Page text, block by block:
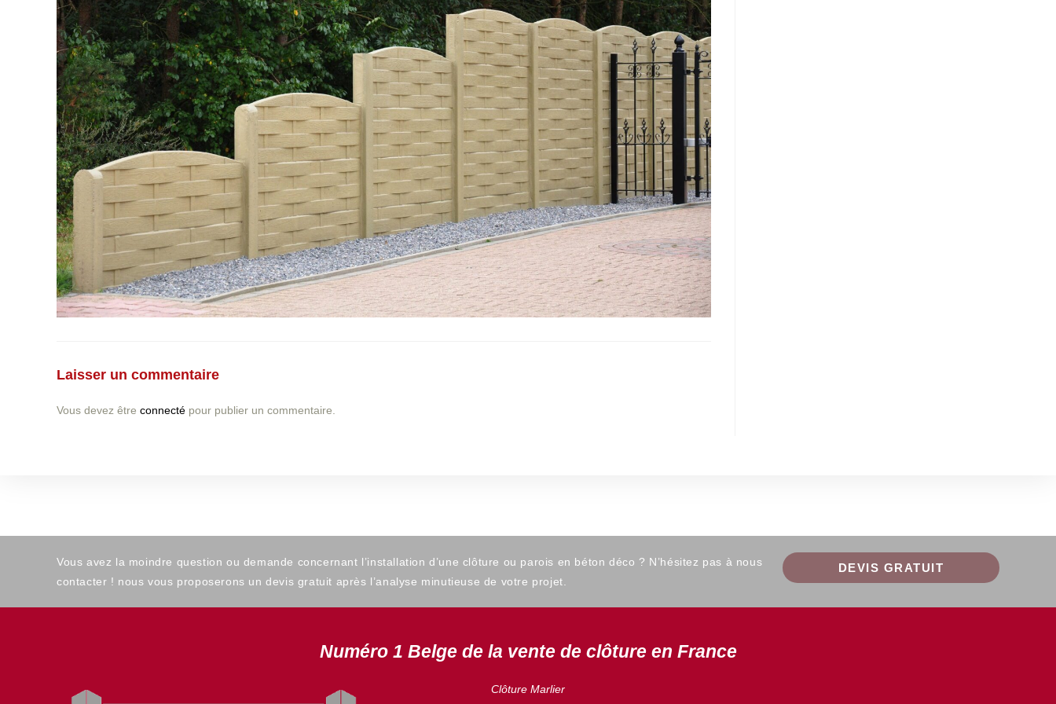
Laisser un commentaire
Vous devez être connecté pour publier un commentaire.
Vous avez la moindre question ou demande concernant l’installation d’une clôture ou parois en béton déco ? N’hésitez pas à nous
contacter ! nous vous proposerons un devis gratuit après l’analyse minutieuse de votre projet.
DEVIS GRATUIT
Numéro 1 Belge de la vente de clôture en France
Clôture Marlier